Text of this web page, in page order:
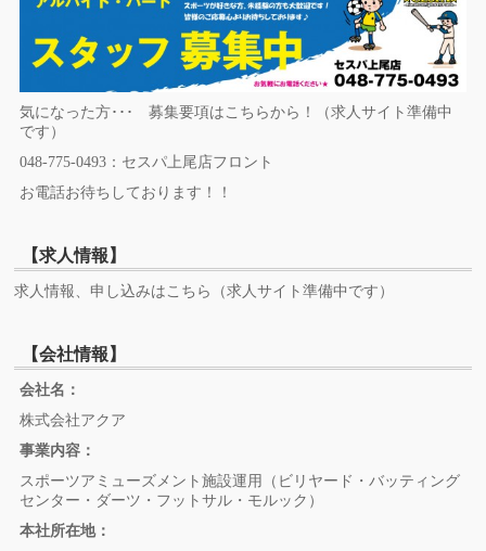
気になった方･･･ 募集要項はこちらから！（求人サイト準備中
です）
048-775-0493：セスパ上尾店フロント
お電話お待ちしております！！
【求人情報】
求人情報、申し込みはこちら（求人サイト準備中です）
【会社情報】
会社名：
株式会社アクア
事業内容：
スポーツアミューズメント施設運用（ビリヤード・バッティング
センター・ダーツ・フットサル・モルック）
本社所在地：